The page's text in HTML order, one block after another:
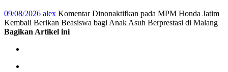
09/08/2026 alex Komentar Dinonaktifkan pada MPM Honda Jatim
Kembali Berikan Beasiswa bagi Anak Asuh Berprestasi di Malang
Bagikan Artikel ini